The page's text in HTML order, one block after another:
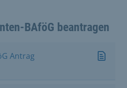
BAföG beantragen
Antrag